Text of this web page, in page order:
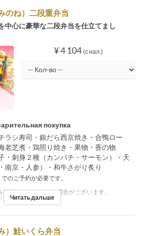
のね）二段重弁当
中心に豪華な二段弁当を仕立てまし
¥ 4 104 (с нал.)
покупка
ラシ寿司・銀だら西京焼き・合鴨ロー
老芝煮・鶏照り焼き・果物・香の物
・刺身２種（カンパチ・サーモン）・天
南京・人参）・和牛さがり炙り
のご予約が必要です。
更させていただく場合がございます。
料』を注文下さい。
Читать дальше
）鮭いくら弁当